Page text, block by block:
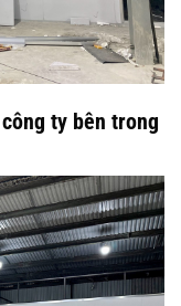
ty bên trong